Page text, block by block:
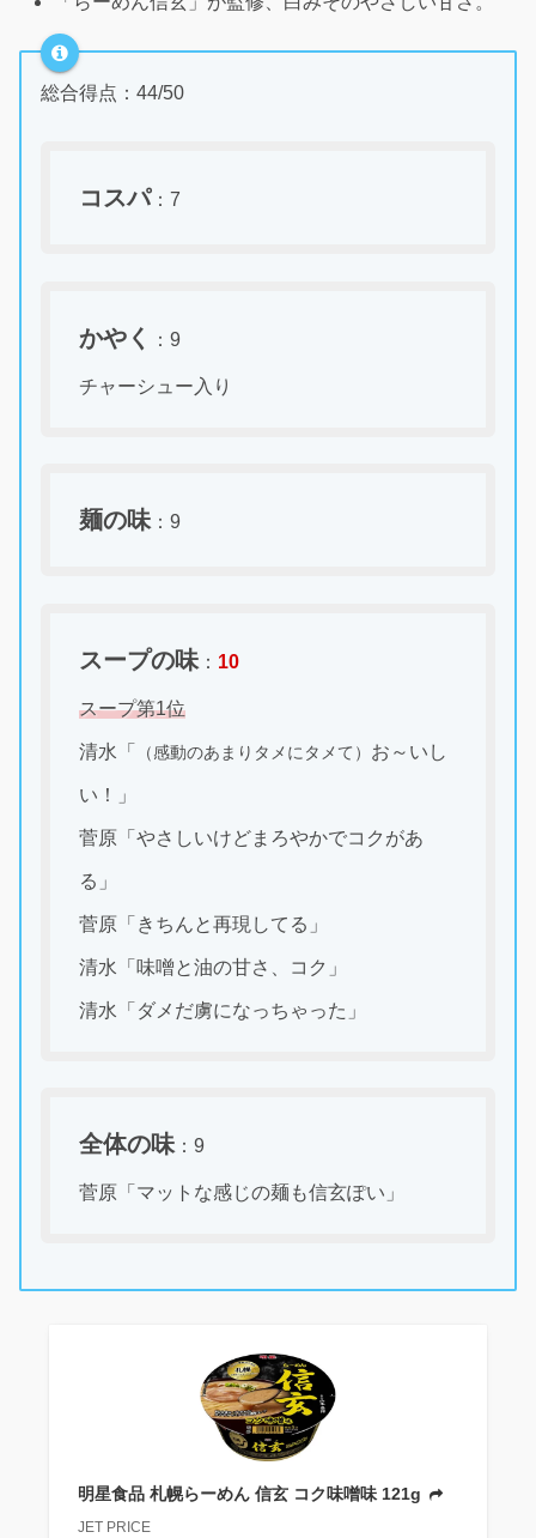
総合得点：44/50
コスパ ：7
かやく ：9
チャーシュー入り
麺の味 ：9
スープの味 ： 10
スープ第1位
清水「 （感動のあまりタメにタメて） お～いし
い！」
菅原「やさしいけどまろやかでコクがあ
る」
菅原「きちんと再現してる」
清水「味噌と油の甘さ、コク」
清水「ダメだ虜になっちゃった」
全体の味 ：9
菅原「マットな感じの麺も信玄ぽい」
明星食品 札幌らーめん 信玄 コク味噌味 121g
JET PRICE